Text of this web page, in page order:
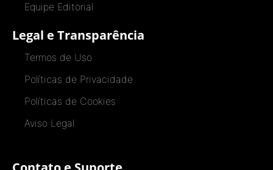
Equipe Editorial
Legal e Transparência
Termos de Uso
Políticas de Privacidade
Políticas de Cookies
Aviso Legal